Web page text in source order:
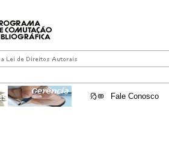
Fale Conosco